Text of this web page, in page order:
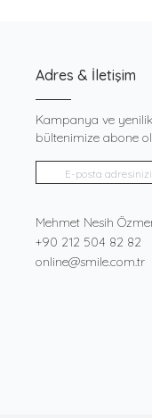
Adres & İletişim
Kampanya ve
bültenimize abone
Adres
Mehmet Nesih
Telefon
+90 212 504 82 82
E-Posta
online@smile.com.tr